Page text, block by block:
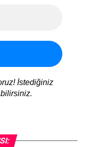
İstediğiniz